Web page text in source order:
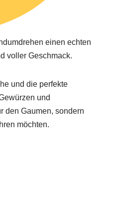
einen echten
voller Geschmack.
und die perfekte
und
den Gaumen, sondern
möchten.